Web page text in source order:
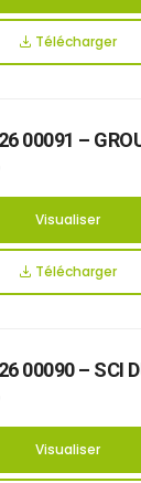
Télécharger
00091 –
Isolation
de
Visualiser
Télécharger
00090 – SCI
–
en peinture
Visualiser